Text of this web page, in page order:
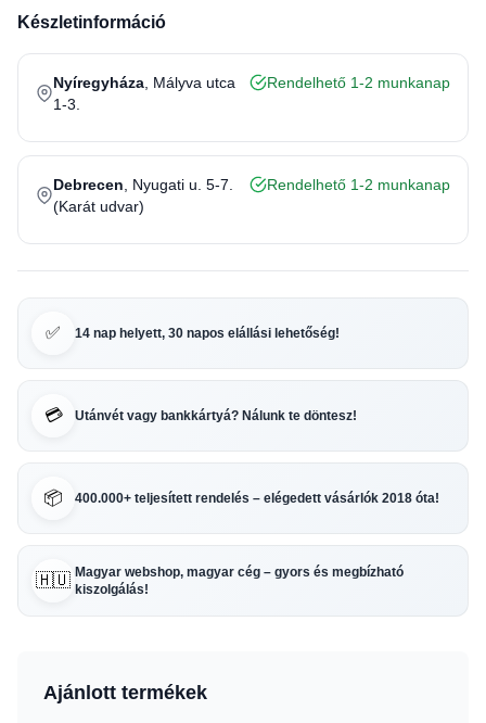
Készletinformáció
Nyíregyháza , Mályva utca
1-3.
Rendelhető 1-2 munkanap
Debrecen , Nyugati u. 5-7.
(Karát udvar)
Rendelhető 1-2 munkanap
✅ 14 nap helyett, 30 napos elállási lehetőség!
💳 Utánvét vagy bankkártyá? Nálunk te döntesz!
📦 400.000+ teljesített rendelés – elégedett vásárlók 2018 óta!
🇭🇺 Magyar webshop, magyar cég – gyors és megbízható
kiszolgálás!
Ajánlott termékek